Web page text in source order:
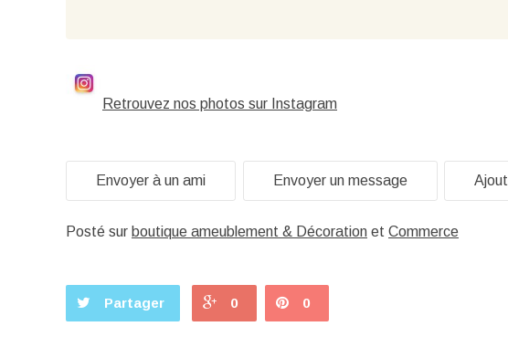
Retrouvez nos photos sur Instagram
Envoyer à un ami Envoyer un message
Posté sur boutique ameublement & Décoration et Commerce
Partager 0 0